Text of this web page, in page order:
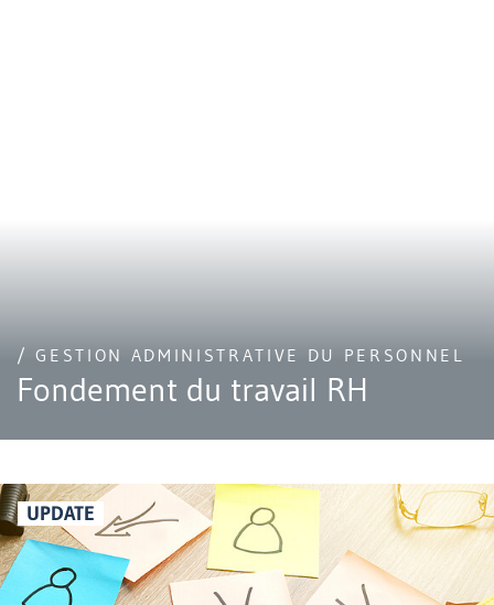
/ GESTION ADMINISTRATIVE DU PERSONNEL
Fondement du travail RH
UPDATE